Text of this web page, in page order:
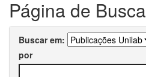
Página de Busca
Buscar em:
por